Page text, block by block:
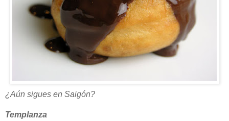
¿Aún sigues en Saigón?
Templanza